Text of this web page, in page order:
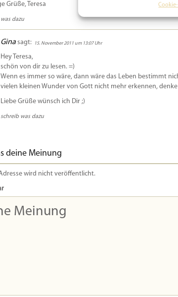
Grüße, Teresa
dazu
Gina sagt: 15. November 2011 um 13:07 Uhr
Hey Teresa,
schön von dir zu lesen. =)
Wenn es immer so wäre, dann wäre das Leben bestimmt
vielen kleinen Wunder von Gott nicht mehr erkennen,
Liebe Grüße wünsch ich Dir ;)
schreib was dazu
deine Meinung
wird nicht veröffentlicht.